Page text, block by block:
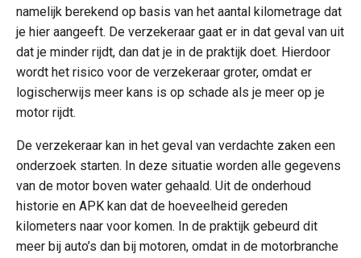
namelijk berekend op basis van het aantal kilometrage dat
je hier aangeeft. De verzekeraar gaat er in dat geval van uit
dat je minder rijdt, dan dat je in de praktijk doet. Hierdoor
wordt het risico voor de verzekeraar groter, omdat er
logischerwijs meer kans is op schade als je meer op je
motor rijdt.
De verzekeraar kan in het geval van verdachte zaken een
onderzoek starten. In deze situatie worden alle gegevens
van de motor boven water gehaald. Uit de onderhoud
historie en APK kan dat de hoeveelheid gereden
kilometers naar voor komen. In de praktijk gebeurd dit
meer bij auto’s dan bij motoren, omdat in de motorbranche